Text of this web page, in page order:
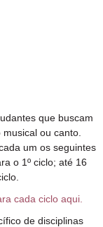
que buscam
ou canto.
um os seguintes
o 1º ciclo; até 16
cada ciclo aqui.
de disciplinas